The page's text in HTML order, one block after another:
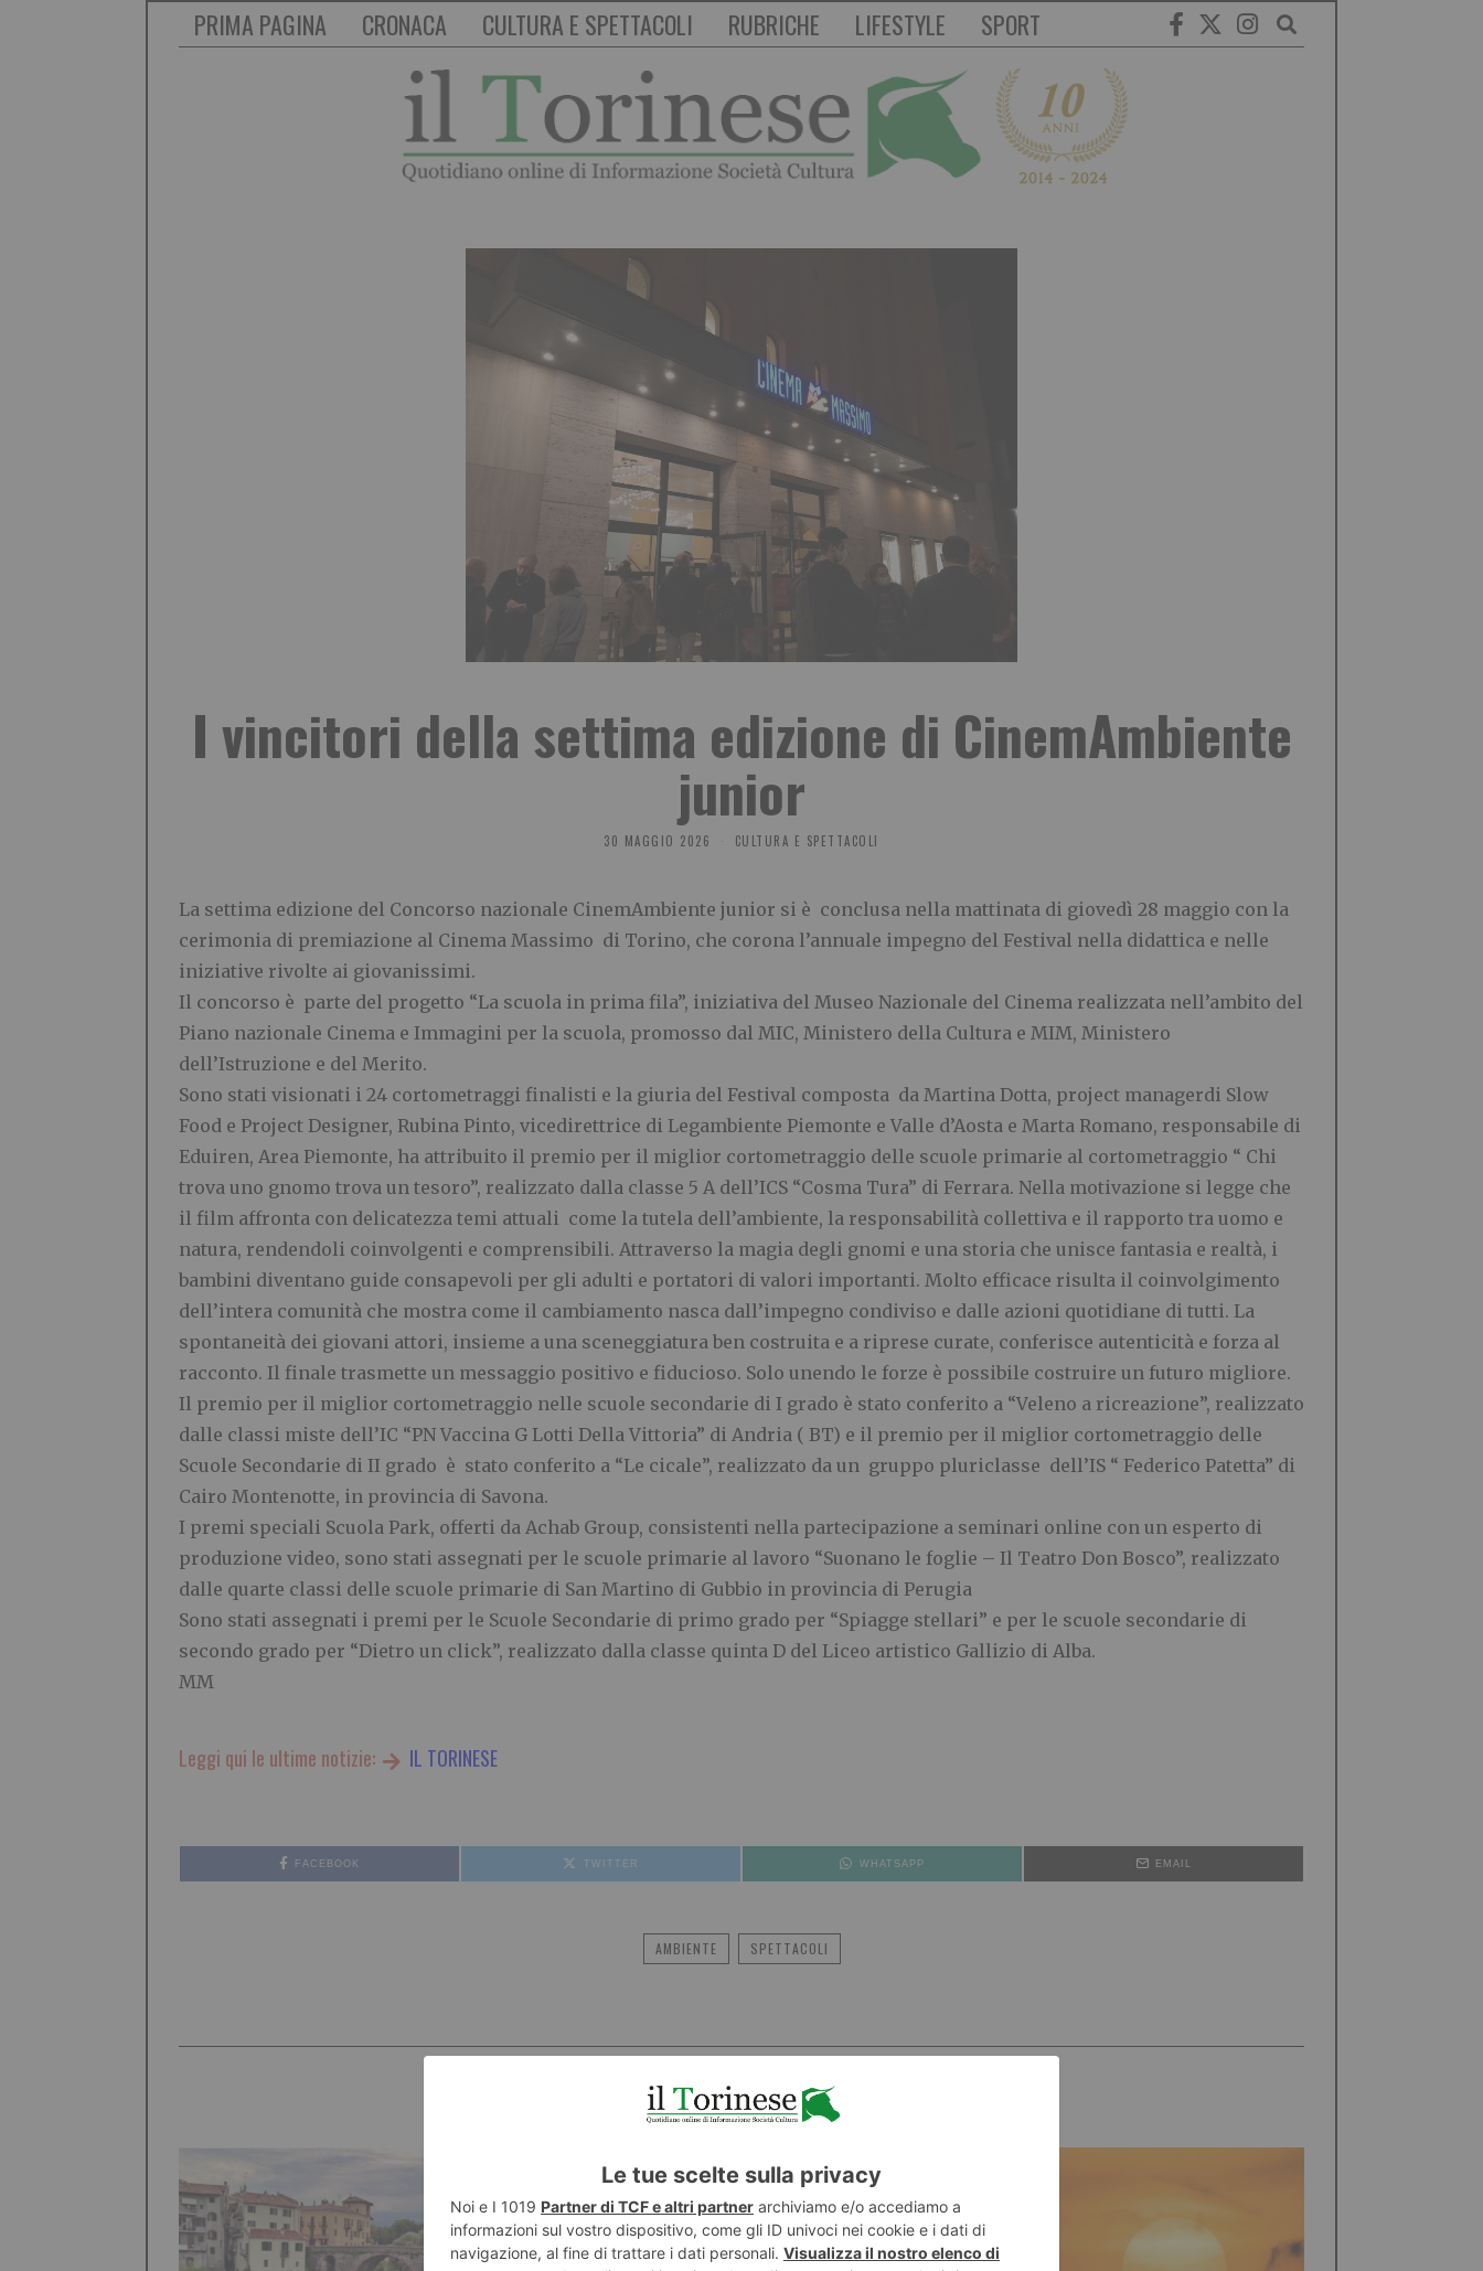
PRIMA PAGINA CRONACA CULTURA E SPETTACOLI RUBRICHE LIFESTYLE SPORT
I vincitori della settima edizione di CinemAmbiente
junior
30 MAGGIO 2026 CULTURA E SPETTACOLI
La settima edizione del Concorso nazionale CinemAmbiente junior si è conclusa nella mattinata di giovedì 28 maggio con la
cerimonia di premiazione al Cinema Massimo di Torino, che corona l’annuale impegno del Festival nella didattica e nelle
iniziative rivolte ai giovanissimi.
Il concorso è parte del progetto “La scuola in prima fila”, iniziativa del Museo Nazionale del Cinema realizzata nell’ambito del
Piano nazionale Cinema e Immagini per la scuola, promosso dal MIC, Ministero della Cultura e MIM, Ministero
dell’Istruzione e del Merito.
Sono stati visionati i 24 cortometraggi finalisti e la giuria del Festival composta da Martina Dotta, project managerdi Slow
Food e Project Designer, Rubina Pinto, vicedirettrice di Legambiente Piemonte e Valle d’Aosta e Marta Romano, responsabile di
Eduiren, Area Piemonte, ha attribuito il premio per il miglior cortometraggio delle scuole primarie al cortometraggio “ Chi
trova uno gnomo trova un tesoro”, realizzato dalla classe 5 A dell’ICS “Cosma Tura” di Ferrara. Nella motivazione si legge che
il film affronta con delicatezza temi attuali come la tutela dell’ambiente, la responsabilità collettiva e il rapporto tra uomo e
natura, rendendoli coinvolgenti e comprensibili. Attraverso la magia degli gnomi e una storia che unisce fantasia e realtà, i
bambini diventano guide consapevoli per gli adulti e portatori di valori importanti. Molto efficace risulta il coinvolgimento
dell’intera comunità che mostra come il cambiamento nasca dall’impegno condiviso e dalle azioni quotidiane di tutti. La
spontaneità dei giovani attori, insieme a una sceneggiatura ben costruita e a riprese curate, conferisce autenticità e forza al
racconto. Il finale trasmette un messaggio positivo e fiducioso. Solo unendo le forze è possibile costruire un futuro migliore.
Il premio per il miglior cortometraggio nelle scuole secondarie di I grado è stato conferito a “Veleno a ricreazione”, realizzato
dalle classi miste dell’IC “PN Vaccina G Lotti Della Vittoria” di Andria ( BT) e il premio per il miglior cortometraggio delle
Scuole Secondarie di II grado è stato conferito a “Le cicale”, realizzato da un gruppo pluriclasse dell’IS “ Federico Patetta” di
Cairo Montenotte, in provincia di Savona.
I premi speciali Scuola Park, offerti da Achab Group, consistenti nella partecipazione a seminari online con un esperto di
produzione video, sono stati assegnati per le scuole primarie al lavoro “Suonano le foglie – Il Teatro Don Bosco”, realizzato
dalle quarte classi delle scuole primarie di San Martino di Gubbio in provincia di Perugia
Sono stati assegnati i premi per le Scuole Secondarie di primo grado per “Spiagge stellari” e per le scuole secondarie di
secondo grado per “Dietro un click”, realizzato dalla classe quinta D del Liceo artistico Gallizio di Alba.
MM
Leggi qui le ultime notizie: IL TORINESE
FACEBOOK TWITTER WHATSAPP EMAIL
AMBIENTE SPETTACOLI
POTREBBE INTERESSARTI...